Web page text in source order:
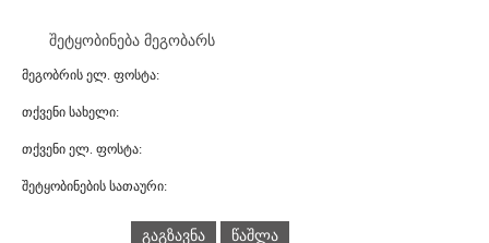
შეტყობინება მეგობარს
მეგობრის ელ. ფოსტა:
თქვენი სახელი:
თქვენი ელ. ფოსტა:
შეტყობინების სათაური:
გაგზავნა წაშლა